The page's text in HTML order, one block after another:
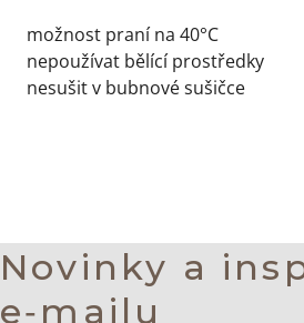
možnost praní na 40°C
nepoužívat bělící prostředky
nesušit v bubnové sušičce
Novinky a
e‑mailu